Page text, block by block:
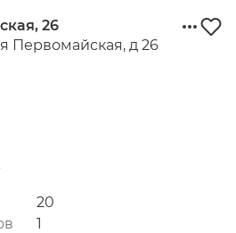
26
Первомайская, д 26
20
1